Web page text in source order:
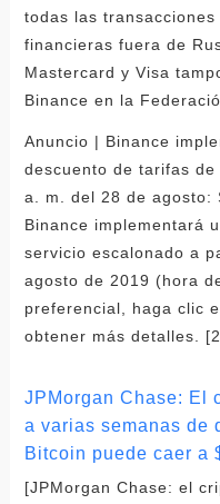
todas las
financieras fuera de
Mastercard y Visa
Binance en la
Anuncio | Binance
descuento de tarifas
a. m. del 28 de agosto:
Binance implementará
servicio escalonado a
agosto de 2019 (hora
preferencial, haga clic
obtener más detalles.
JPMorgan Chase: El
a varias semanas de
Bitcoin puede caer a
[JPMorgan Chase: el